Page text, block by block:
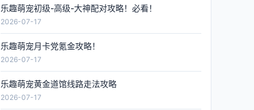
乐趣萌宠初级-高级-大神配对攻略！必看！
2026-07-17
乐趣萌宠月卡党氪金攻略！
2026-07-17
乐趣萌宠黄金道馆线路走法攻略
2026-07-17